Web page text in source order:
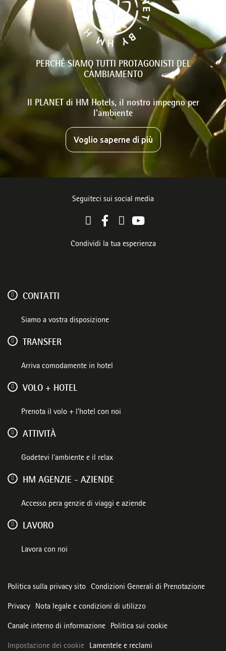
PERCHÉ SIAMO TUTTI PROTAGONISTI DEL
CAMBIAMENTO
Il PLANET di HM Hotels, il nostro impegno per
l'ambiente
Voglio saperne di più
Seguiteci sui social media
Condividi la tua esperienza
CONTATTI
Siamo a vostra disposizione
TRANSFER
Arriva comodamente in hotel
VOLO + HOTEL
Prenota il volo + l'hotel con noi
ATTIVITÀ
Godetevi l'ambiente e il relax
HM AGENZIE - AZIENDE
Accesso pera genzie di viaggi e aziende
LAVORO
Lavora con noi
Politica sulla privacy sito Condizioni Generali di Prenotazione
Privacy Nota legale e condizioni di utilizzo
Canale interno di informazione Politica sui cookie
Impostazione dei cookie Lamentele e reclami